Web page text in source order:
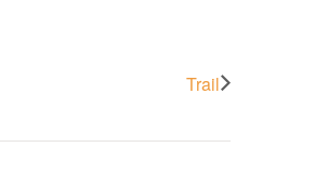
Trail